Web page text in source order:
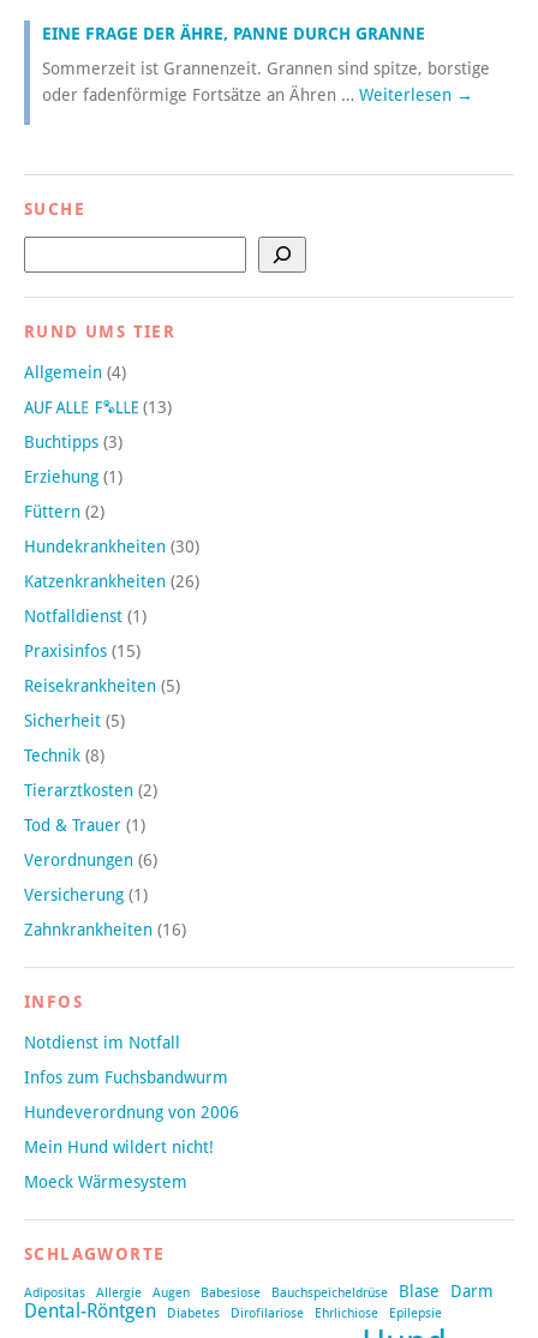
EINE FRAGE DER ÄHRE, PANNE DURCH GRANNE
Sommerzeit ist Grannenzeit. Grannen sind spitze, borstige
oder fadenförmige Fortsätze an Ähren … Weiterlesen →
SUCHE
RUND UMS TIER
Allgemein (4)
(13)
Buchtipps (3)
Erziehung (1)
Füttern (2)
Hundekrankheiten (30)
Katzenkrankheiten (26)
Notfalldienst (1)
Praxisinfos (15)
Reisekrankheiten (5)
Sicherheit (5)
Technik (8)
Tierarztkosten (2)
Tod & Trauer (1)
Verordnungen (6)
Versicherung (1)
Zahnkrankheiten (16)
INFOS
Notdienst im Notfall
Infos zum Fuchsbandwurm
Hundeverordnung von 2006
Mein Hund wildert nicht!
Moeck Wärmesystem
SCHLAGWORTE
Adipositas Allergie Augen Babesiose Bauchspeicheldrüse Blase Darm
Dental-Röntgen Diabetes Dirofilariose Ehrlichiose Epilepsie